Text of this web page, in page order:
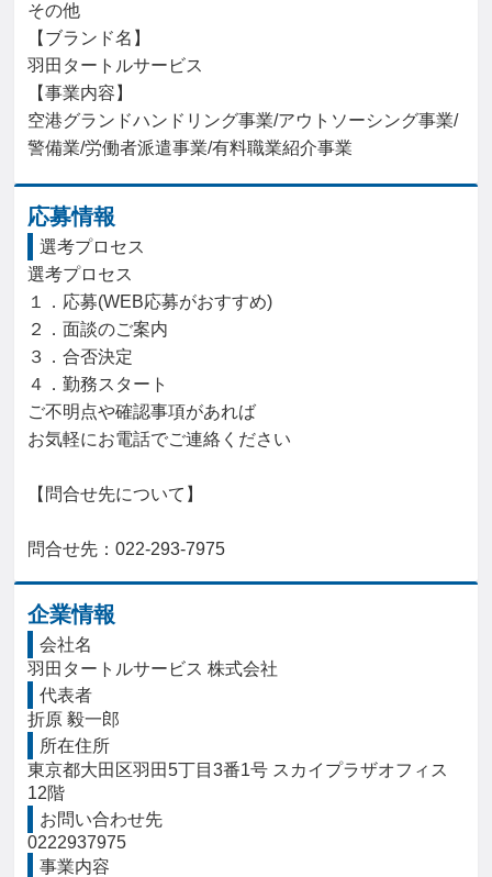
その他
【ブランド名】
羽田タートルサービス
【事業内容】
空港グランドハンドリング事業/アウトソーシング事業/
警備業/労働者派遣事業/有料職業紹介事業
応募情報
選考プロセス
選考プロセス
１．応募(WEB応募がおすすめ)
２．面談のご案内
３．合否決定
４．勤務スタート
ご不明点や確認事項があれば
お気軽にお電話でご連絡ください
【問合せ先について】
問合せ先：022-293-7975
企業情報
会社名
羽田タートルサービス 株式会社
代表者
折原 毅一郎
所在住所
東京都大田区羽田5丁目3番1号 スカイプラザオフィス
12階
お問い合わせ先
0222937975
事業内容